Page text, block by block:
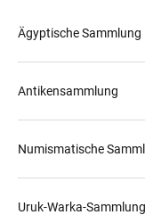
Ägyptische Sammlung
Antikensammlung
Numismatische
Uruk-Warka-Sammlung